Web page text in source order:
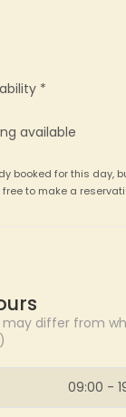
*
available
booked for this day,
to make a
may differ from
09:00 -